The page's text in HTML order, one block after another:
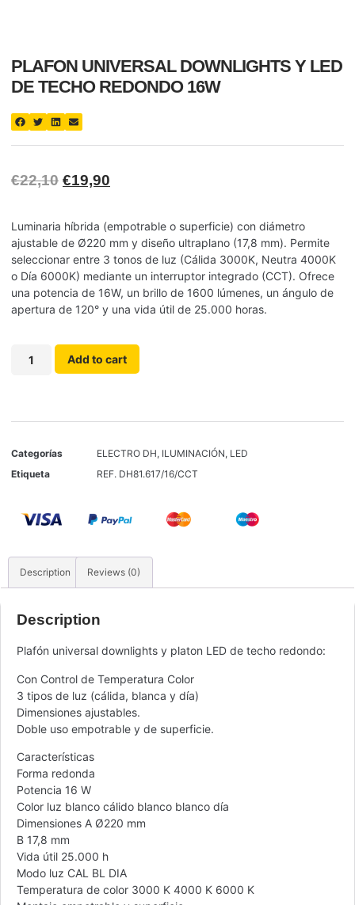
PLAFON UNIVERSAL DOWNLIGHTS Y LED
DE TECHO REDONDO 16W
€22,10 €19,90
Luminaria híbrida (empotrable o superficie) con diámetro
ajustable de Ø220 mm y diseño ultraplano (17,8 mm). Permite
seleccionar entre 3 tonos de luz (Cálida 3000K, Neutra 4000K
o Día 6000K) mediante un interruptor integrado (CCT). Ofrece
una potencia de 16W, un brillo de 1600 lúmenes, un ángulo de
apertura de 120° y una vida útil de 25.000 horas.
Add to cart
Categorías ELECTRO DH, ILUMINACIÓN, LED
Etiqueta
REF. DH81.617/16/CCT
Description Reviews (0)
Description
Plafón universal downlights y platon LED de techo redondo:
Con Control de Temperatura Color
3 tipos de luz (cálida, blanca y día)
Dimensiones ajustables.
Doble uso empotrable y de superficie.
Características
Forma redonda
Potencia 16 W
Color luz blanco cálido blanco blanco día
Dimensiones A Ø220 mm
B 17,8 mm
Vida útil 25.000 h
Modo luz CAL BL DIA
Temperatura de color 3000 K 4000 K 6000 K